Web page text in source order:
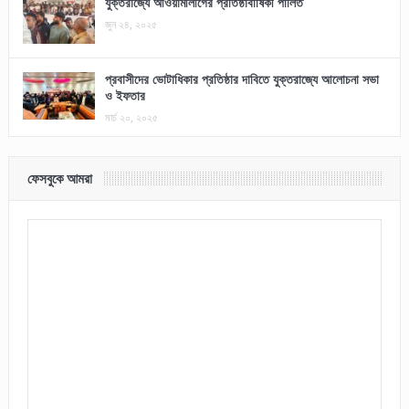
জুন ২৪, ২০২৫
প্রবাসীদের ভোটাধিকার প্রতিষ্ঠার দাবিতে যুক্তরাজ্যে আলোচনা সভা
ও ইফতার
মার্চ ২০, ২০২৫
ফেসবুকে আমরা